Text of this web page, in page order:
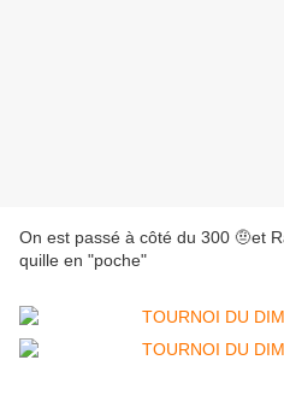
On est passé à côté du 300 🤨et
quille en "poche"